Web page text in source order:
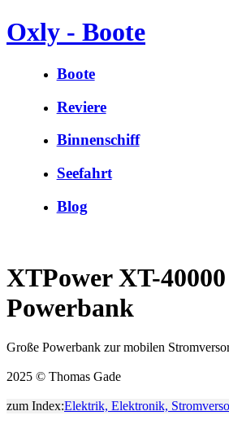
Oxly - Boote
Boote
Reviere
Binnenschiff
Seefahrt
Blog
XTPower XT-
Powerbank
Große Powerbank zur mobilen
2025 © Thomas Gade
zum Index:Elektrik, Elektronik,